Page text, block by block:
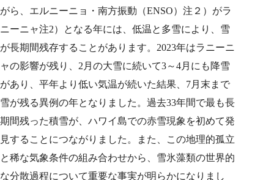
がら、エルニーニョ・南方振動（ENSO）注２）がラ
ニーニャ注2）となる年には、低温と多雪により、雪
が長期間残存することがあります。2023年はラニーニ
ャの影響が残り、2月の大雪に続いて3～4月にも降雪
があり、平年より低い気温が続いた結果、7月末まで
雪が残る異例の年となりました。過去33年間で最も長
期間残った積雪が、ハワイ島での赤雪現象を初めて発
見することにつながりました。また、この地理的孤立
と稀な気象条件の組み合わせから、雪氷藻類の世界的
な分散過程について重要な事実が明らかになりまし